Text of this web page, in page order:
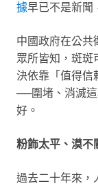
據早已不是新聞
中國政府在公共
眾所皆知，斑斑
決依靠「值得信
──圍堵、消滅
好。
粉飾太平、漠不
過去二十年來，